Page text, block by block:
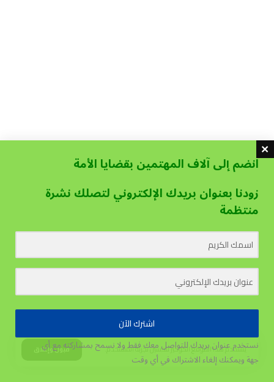
يستخدم هذا الموقع الكوكيز لتحسين تجربة المستخدم. قبول وإغلاق
انضم إلى آلاف المهتمين بقضايا الأمة
زودنا بعنوان بريدك الإلكتروني لتصلك نشرة
منتظمة
اشترك الآن
نستخدم عنوان بريدك للتواصل معك فقط ولا نسمح بمشاركته مع أي
جهةويمكنك إلغاء الاشتراك في أي وقت